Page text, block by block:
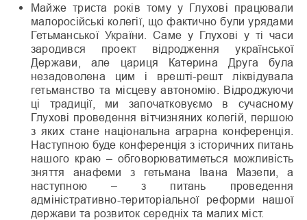
Майже триста років тому у Глухові працювали
малоросійські колегії, що фактично були урядами
Гетьманської України. Саме у Глухові у ті часи
зародився проект відродження української
Держави, але цариця Катерина Друга була
незадоволена цим і врешті-решт ліквідувала
гетьманство та місцеву автономію. Відроджуючи
ці традиції, ми започатковуємо в сучасному
Глухові проведення вітчизняних колегій, першою
з яких стане національна аграрна конференція.
Наступною буде конференція з історичних питань
нашого краю – обговорюватиметься можливість
зняття анафеми з гетьмана Івана Мазепи, а
наступною – з питань проведення
адміністративно-територіальної реформи нашої
держави та розвиток середніх та малих міст.